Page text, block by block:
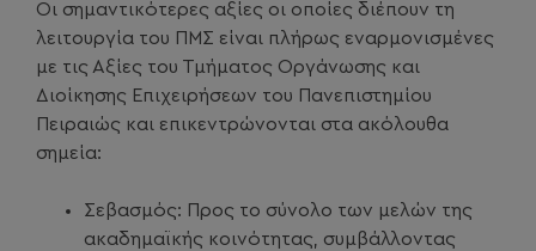
Οι σημαντικότερες αξίες οι οποίες διέπουν τη
λειτουργία του ΠΜΣ είναι πλήρως εναρμονισμένες
με τις Αξίες του Τμήματος Οργάνωσης και
Διοίκησης Επιχειρήσεων του Πανεπιστημίου
Πειραιώς και επικεντρώνονται στα ακόλουθα
σημεία:
Σεβασμός: Προς το σύνολο των μελών της
ακαδημαϊκής κοινότητας, συμβάλλοντας